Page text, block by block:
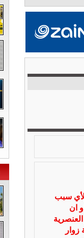
سبب
ان